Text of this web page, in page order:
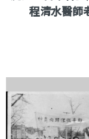
程清水醫師